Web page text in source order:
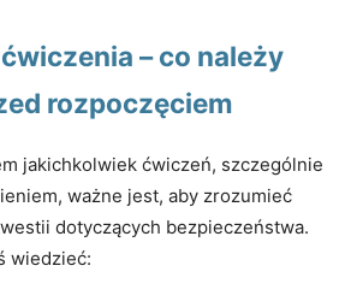
– co należy
rozpoczęciem
jakichkolwiek ćwiczeń, szczególnie
ważne jest, aby zrozumieć
dotyczących bezpieczeństwa.
wiedzieć: